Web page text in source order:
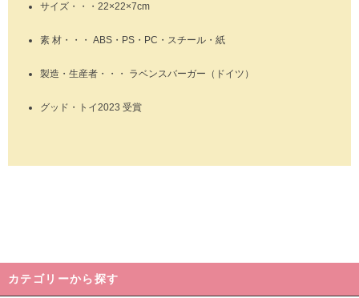
サイズ・・・22×22×7cm
素 材・・・ ABS・PS・PC・スチール・紙
製造・生産者・・・ ラベンスバーガー（ドイツ）
グッド・トイ2023 受賞
カテゴリーから探す